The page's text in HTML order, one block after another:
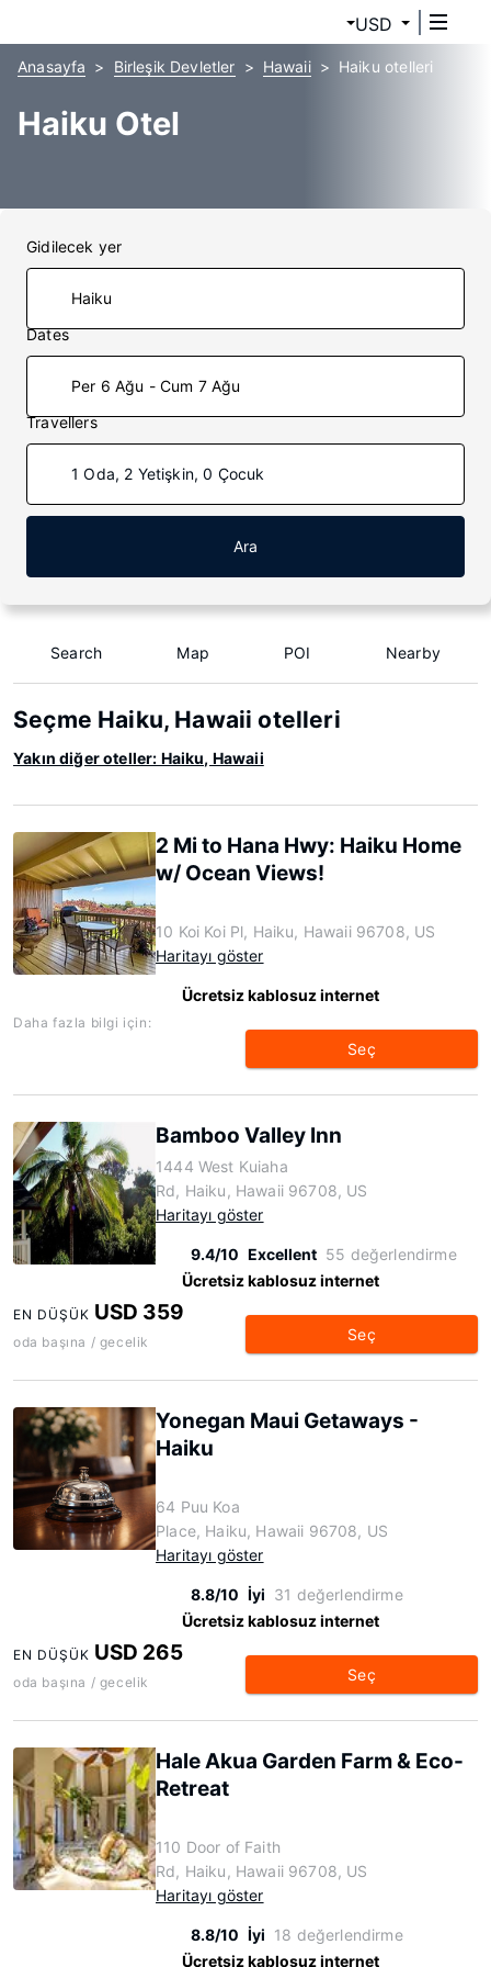
USD
Anasayfa Birleşik Devletler Hawaii Haiku otelleri
Haiku Otel
Gidilecek yer
Dates
Per 6 Ağu - Cum 7 Ağu
Travellers
1 Oda, 2 Yetişkin, 0 Çocuk
Ara
Search Map POI Nearby
Seçme Haiku, Hawaii otelleri
Yakın diğer oteller: Haiku, Hawaii
2 Mi to Hana Hwy: Haiku Home
w/ Ocean Views!
10 Koi Koi Pl, Haiku, Hawaii 96708, US
Haritayı göster
Ücretsiz kablosuz internet
Daha fazla bilgi için:
Seç
Bamboo Valley Inn
1444 West Kuiaha
Rd, Haiku, Hawaii 96708, US
Haritayı göster
9.4/10 Excellent 55 değerlendirme
Ücretsiz kablosuz internet
EN DÜŞÜK USD 359
oda başına / gecelik Seç
Yonegan Maui Getaways -
Haiku
64 Puu Koa
Place, Haiku, Hawaii 96708, US
Haritayı göster
8.8/10 İyi 31 değerlendirme
Ücretsiz kablosuz internet
EN DÜŞÜK USD 265
oda başına / gecelik Seç
Hale Akua Garden Farm & Eco-
Retreat
110 Door of Faith
Rd, Haiku, Hawaii 96708, US
Haritayı göster
8.8/10 İyi 18 değerlendirme
Ücretsiz kablosuz internet